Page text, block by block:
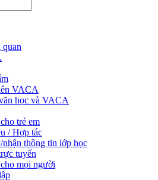
VACA
học và VACA
trẻ em
/ Hợp tác
thông tin lớp học
tuyến
mọi người